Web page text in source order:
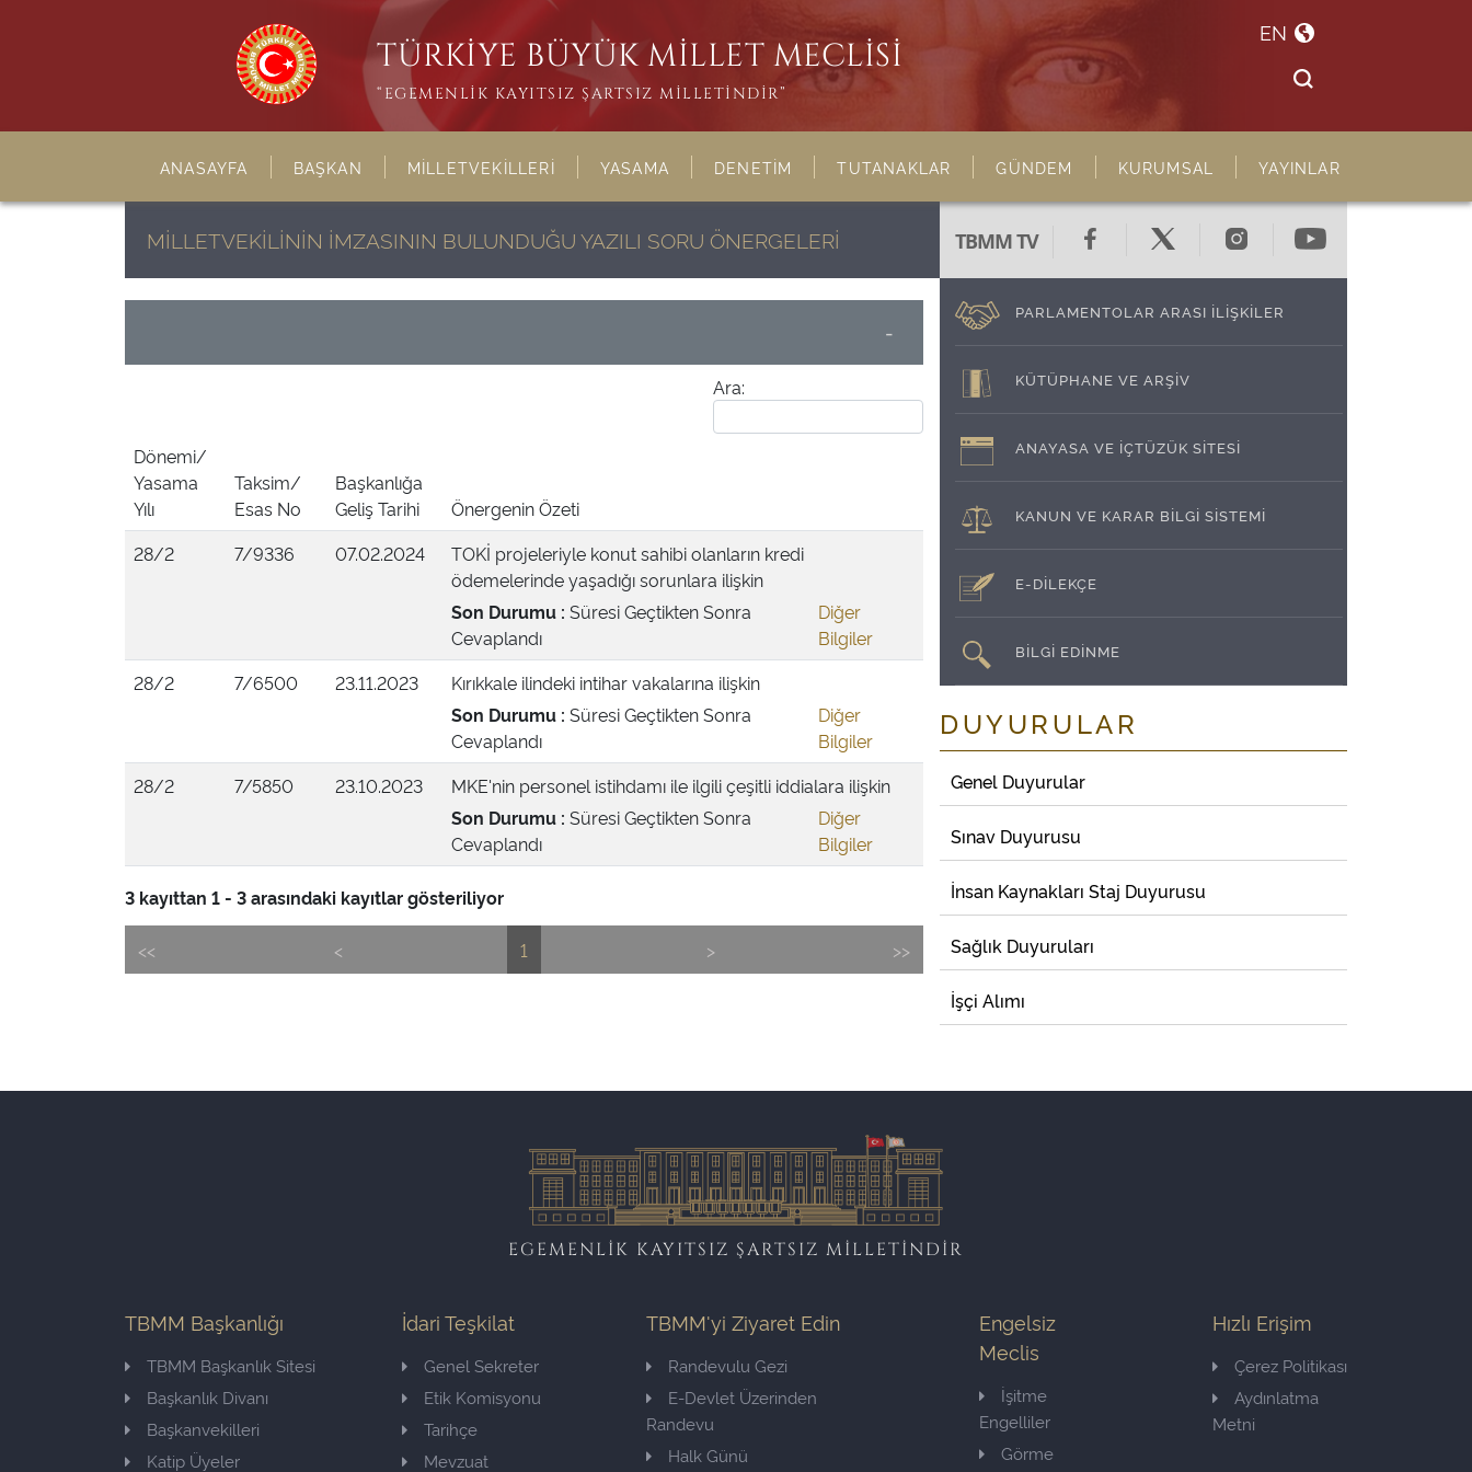
TÜRKİYE BÜYÜK MİLLET MECLİSİ
“EGEMENLİK KAYITSIZ ŞARTSIZ MİLLETİNDİR”
EN
ANASAYFA BAŞKAN MİLLETVEKİLLERİ YASAMA DENETİM TUTANAKLAR GÜNDEM KURUMSAL YAYINLAR
MİLLETVEKİLİNİN İMZASININ BULUNDUĞU YAZILI SORU ÖNERGELERİ
-
Ara:
Dönemi/
Yasama
Yılı
Taksim/
Esas No
Başkanlığa
Geliş Tarihi
Önergenin Özeti
28/2
7/9336 07.02.2024
TOKİ projeleriyle konut sahibi olanların kredi
ödemelerinde yaşadığı sorunlara ilişkin
Son Durumu : Süresi Geçtikten Sonra
Cevaplandı
Diğer
Bilgiler
28/2
7/6500 23.11.2023
Kırıkkale ilindeki intihar vakalarına ilişkin
Son Durumu : Süresi Geçtikten Sonra
Cevaplandı
Diğer
Bilgiler
28/2
7/5850 23.10.2023
MKE'nin personel istihdamı ile ilgili çeşitli iddialara ilişkin
Son Durumu : Süresi Geçtikten Sonra
Cevaplandı
Diğer
Bilgiler
3 kayıttan 1 - 3 arasındaki kayıtlar gösteriliyor
<< < 1 > >>
TBMM TV
PARLAMENTOLAR ARASI İLİŞKİLER
KÜTÜPHANE VE ARŞİV
ANAYASA VE İÇTÜZÜK SİTESİ
KANUN VE KARAR BİLGİ SİSTEMİ
E-DİLEKÇE
BİLGİ EDİNME
DUYURULAR
Genel Duyurular
Sınav Duyurusu
İnsan Kaynakları Staj Duyurusu
Sağlık Duyuruları
İşçi Alımı
EGEMENLİK KAYITSIZ ŞARTSIZ MİLLETİNDİR
TBMM Başkanlığı
TBMM Başkanlık Sitesi
Başkanlık Divanı
Başkanvekilleri
Katip Üyeler
İdari Teşkilat
Genel Sekreter
Etik Komisyonu
Tarihçe
Mevzuat
TBMM'yi Ziyaret Edin
Randevulu Gezi
E-Devlet Üzerinden
Randevu
Halk Günü
Engelsiz
Meclis
İşitme
Engelliler
Görme
Hızlı Erişim
Çerez Politikası
Aydınlatma
Metni